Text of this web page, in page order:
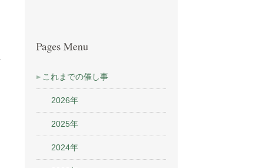
これまでの催し事
2026年
2025年
2024年